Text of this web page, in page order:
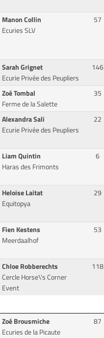
Manon Collin
Ecuries SLV
57
Sarah Grignet
Ecurie Privée des Peupliers
146
Zoé Tombal
Ferme de la Salette
35
Alexandra Sali
Ecurie Privée des Peupliers
22
Liam Quintin
Haras des Frimonts
6
Heloise Laitat
Equitopya
29
Fien Kestens
Meerdaalhof
53
Chloe Robberechts
Cercle Horse\'s Corner
Event
118
Zoé Brousmiche
Ecuries de la Picaute
87